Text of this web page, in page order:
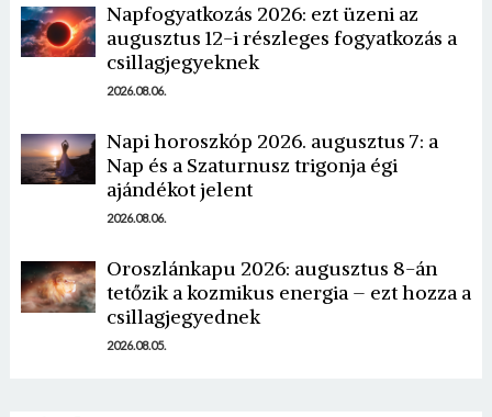
Napfogyatkozás 2026: ezt üzeni az
augusztus 12-i részleges fogyatkozás a
csillagjegyeknek
2026.08.06.
Napi horoszkóp 2026. augusztus 7: a
Nap és a Szaturnusz trigonja égi
ajándékot jelent
2026.08.06.
Oroszlánkapu 2026: augusztus 8-án
tetőzik a kozmikus energia – ezt hozza a
csillagjegyednek
2026.08.05.
Borsonline bejelentkezés
E-mail cím vagy felhasználónév
Jelszó